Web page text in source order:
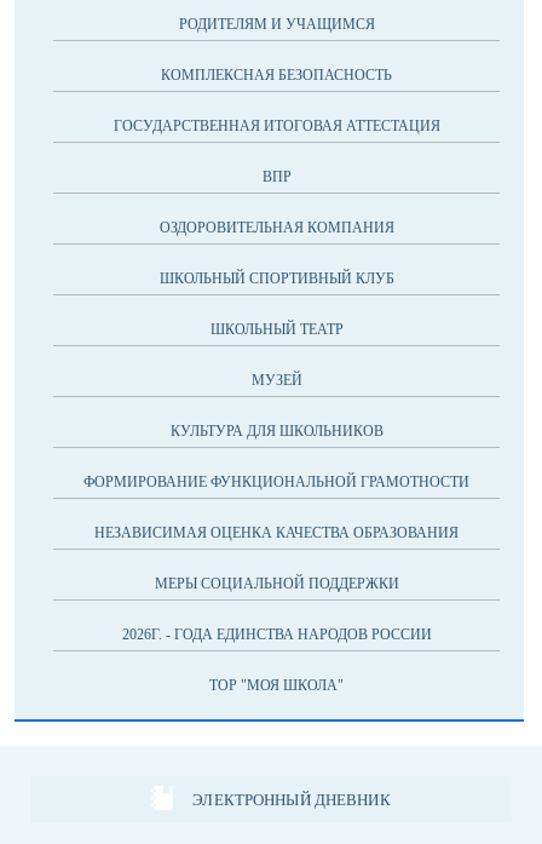
РОДИТЕЛЯМ И УЧАЩИМСЯ
КОМПЛЕКСНАЯ БЕЗОПАСНОСТЬ
ГОСУДАРСТВЕННАЯ ИТОГОВАЯ АТТЕСТАЦИЯ
ВПР
ОЗДОРОВИТЕЛЬНАЯ КОМПАНИЯ
ШКОЛЬНЫЙ СПОРТИВНЫЙ КЛУБ
ШКОЛЬНЫЙ ТЕАТР
МУЗЕЙ
КУЛЬТУРА ДЛЯ ШКОЛЬНИКОВ
ФОРМИРОВАНИЕ ФУНКЦИОНАЛЬНОЙ ГРАМОТНОСТИ
НЕЗАВИСИМАЯ ОЦЕНКА КАЧЕСТВА ОБРАЗОВАНИЯ
МЕРЫ СОЦИАЛЬНОЙ ПОДДЕРЖКИ
2026Г. - ГОДА ЕДИНСТВА НАРОДОВ РОССИИ
ТОР "МОЯ ШКОЛА"
ЭЛЕКТРОННЫЙ ДНЕВНИК